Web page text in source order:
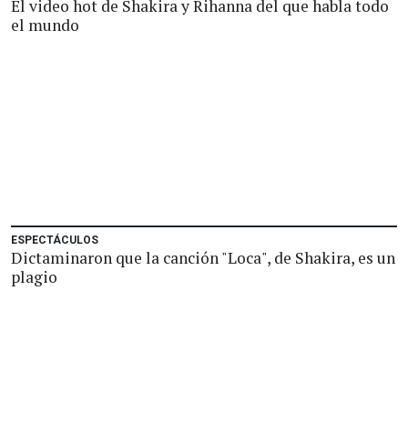
El video hot de Shakira y Rihanna del que habla todo
el mundo
ESPECTÁCULOS
Dictaminaron que la canción "Loca", de Shakira, es un
plagio